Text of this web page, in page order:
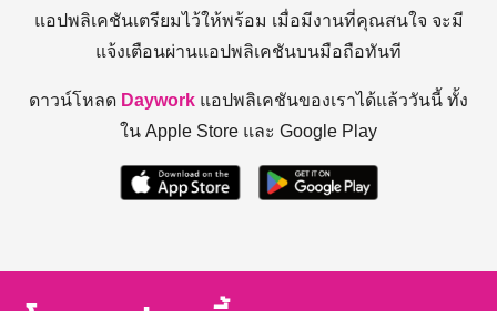
แอปพลิเคชันเตรียมไว้ให้พร้อม เมื่อมีงานที่คุณสนใจ จะมี
แจ้งเตือนผ่านแอปพลิเคชันบนมือถือทันที
ดาวน์โหลด Daywork แอปพลิเคชันของเราได้แล้ววันนี้ ทั้ง
ใน Apple Store และ Google Play